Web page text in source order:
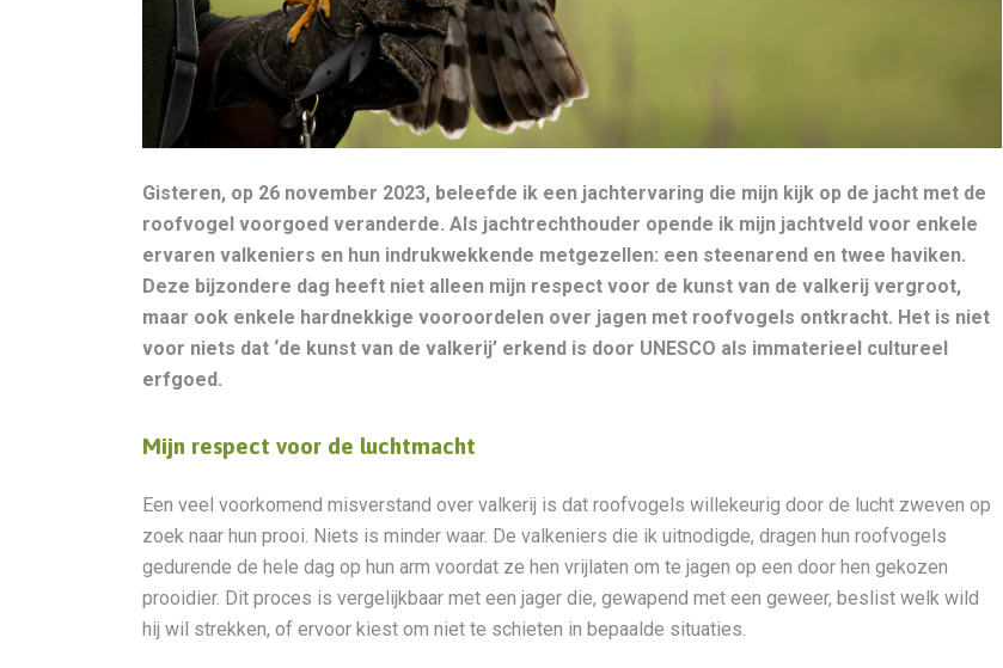
Gisteren, op 26 november 2023, beleefde ik een jachtervaring die mijn kijk op de jacht met de
roofvogel voorgoed veranderde. Als jachtrechthouder opende ik mijn jachtveld voor enkele
ervaren valkeniers en hun indrukwekkende metgezellen: een steenarend en twee haviken.
Deze bijzondere dag heeft niet alleen mijn respect voor de kunst van de valkerij vergroot,
maar ook enkele hardnekkige vooroordelen over jagen met roofvogels ontkracht. Het is niet
voor niets dat ‘de kunst van de valkerij’ erkend is door UNESCO als immaterieel cultureel
erfgoed.
Mijn respect voor de luchtmacht
Een veel voorkomend misverstand over valkerij is dat roofvogels willekeurig door de lucht zweven op
zoek naar hun prooi. Niets is minder waar. De valkeniers die ik uitnodigde, dragen hun roofvogels
gedurende de hele dag op hun arm voordat ze hen vrijlaten om te jagen op een door hen gekozen
prooidier. Dit proces is vergelijkbaar met een jager die, gewapend met een geweer, beslist welk wild
hij wil strekken, of ervoor kiest om niet te schieten in bepaalde situaties.